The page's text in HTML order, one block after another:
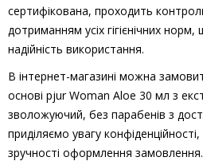
сертифікована, проходить
дотриманням усіх гігієнічних норм,
надійність використання.
В інтернет-магазині можна
основі pjur Woman Aloe 30 мл з
зволожуючий, без парабенів з
приділяємо увагу
зручності оформлення замовлення.